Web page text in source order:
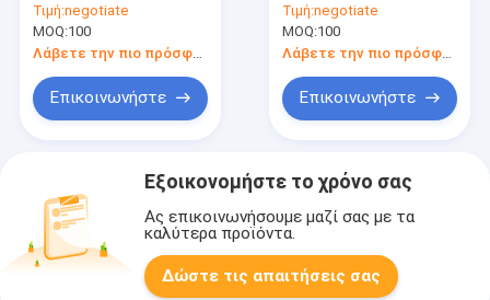
αρκούδας 3.0.33 για
τις προσφυγές περί
ιδιωτικότητας
Τιμή:negotiate
MOQ:100
Λάβετε την πιο πρόσφατη τιμή
Επικοινωνήστε
προσαρμόσιμο
σχέδιο
Τιμή:negotiate
MOQ:100
Επικοινωνήστε
Εξοικονομήστε το χρόνο σας
Ας επικοινωνήσουμε μαζί σας με τα
καλύτερα προϊόντα.
Δώστε τις απαιτήσεις σας